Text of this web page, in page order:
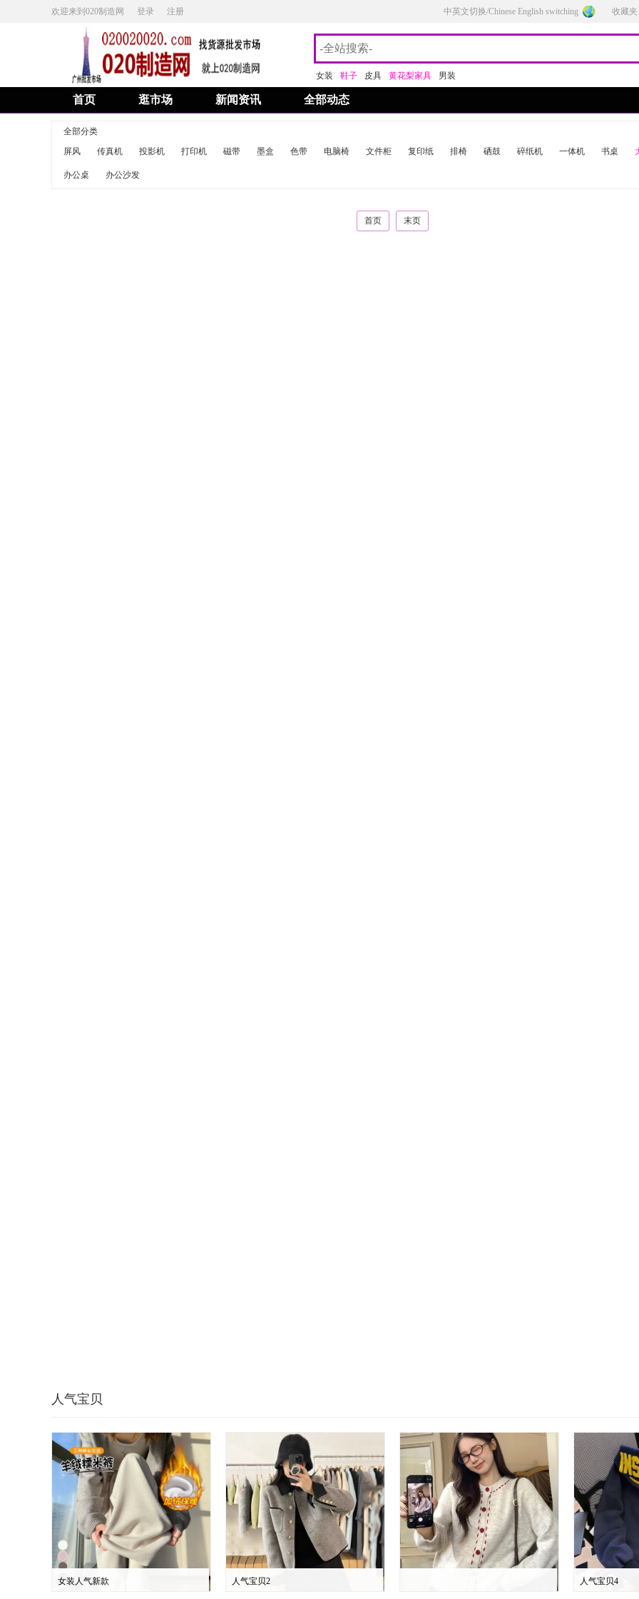
欢迎来到020制造网 登录 注册 中英文切换/Chinese English switching 收藏夹
女装 鞋子 皮具 黄花梨家具 男装
首页 逛市场 新闻资讯 全部动态
全部分类
屏风
传真机 投影机 打印机 磁带 墨盒 色带 电脑椅 文件柜 复印纸 排椅 硒鼓 碎纸机 一体机 书桌
办公桌 办公沙发
首页 末页
人气宝贝
女装人气新款 人气宝贝2 人气宝贝4